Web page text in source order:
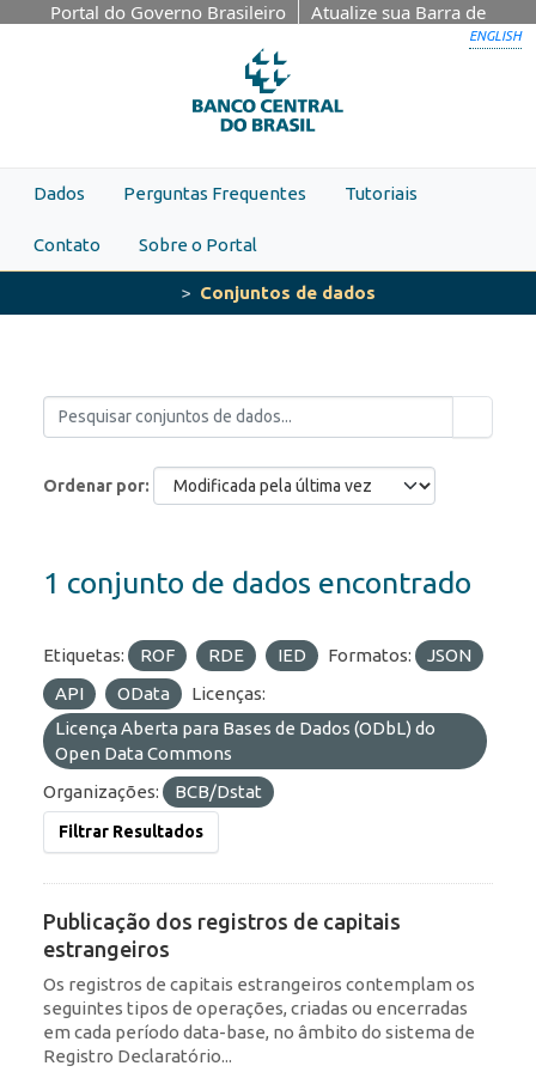
Skip to main content
Portal do Governo Brasileiro
Atualize sua Barra de
ENGLISH
Dados Perguntas Frequentes Tutoriais
Contato Sobre o Portal
Conjuntos de dados
Ordenar por
1 conjunto de dados encontrado
Etiquetas: ROF RDE IED Formatos:
JSON
API
OData
Licenças:
Licença Aberta para Bases de Dados (ODbL) do
Open Data Commons
Organizações:
BCB/Dstat
Filtrar Resultados
Publicação dos registros de capitais
estrangeiros
Os registros de capitais estrangeiros contemplam os
seguintes tipos de operações, criadas ou encerradas
em cada período data-base, no âmbito do sistema de
Registro Declaratório...